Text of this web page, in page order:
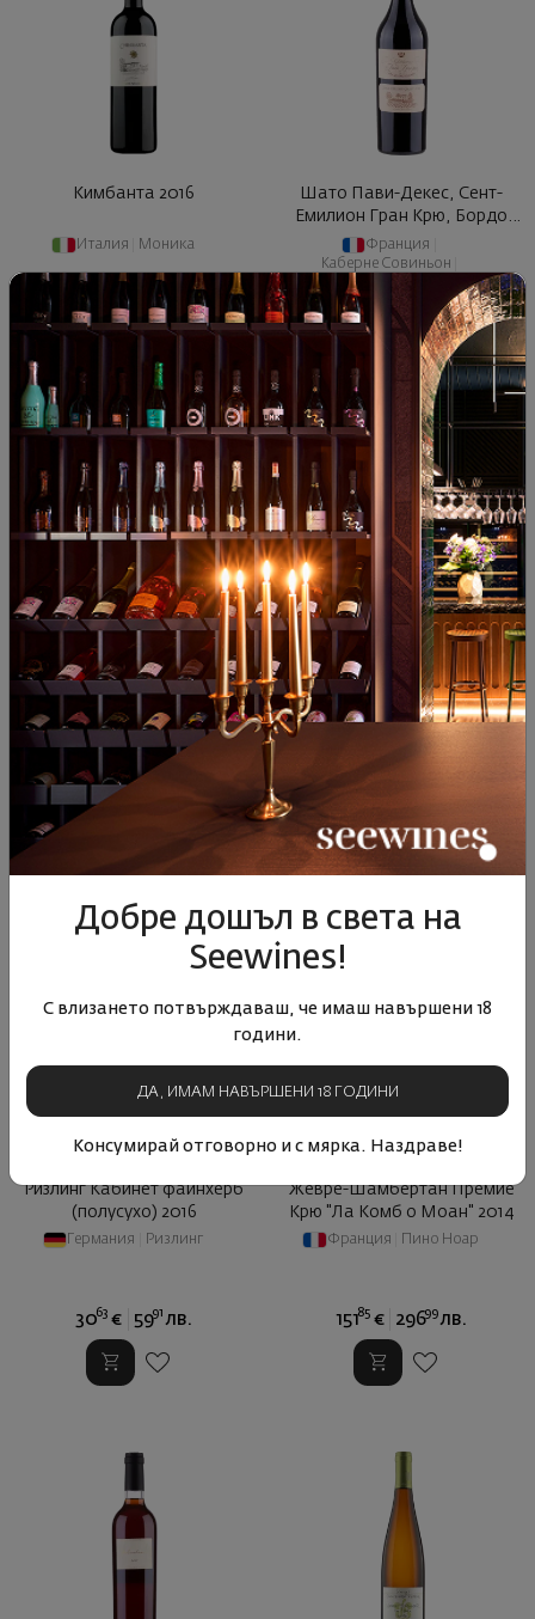
Кимбанта 2016
Италия Моника
42 € 8250 лв.
Шато Пави-Декес, Сент-
Емилион Гран Крю, Бордо
2015
Франция
Каберне Совиньон
Каберне Фран
21730 € 425 00 лв.
Шери Олоросо "Куко"
Испания Паломино Фино
74
Шери Амонтийадо "Принсипе
де Барбадийо"
72
Ризлинг Кабинет файнхерб
(полусухо) 2016
Германия Ризлинг
3063 € 5991 лв.
Жевре-Шамбертан Премие
Крю "Ла Комб о Моан" 2014
Франция Пино Ноар
15185 € 29699 лв.
Добре дошъл в света на
Seewines!
С влизането потвърждаваш, че имаш навършени 18
години.
ДА, ИМАМ НАВЪРШЕНИ 18 ГОДИНИ
Консумирай отговорно и с мярка. Наздраве!